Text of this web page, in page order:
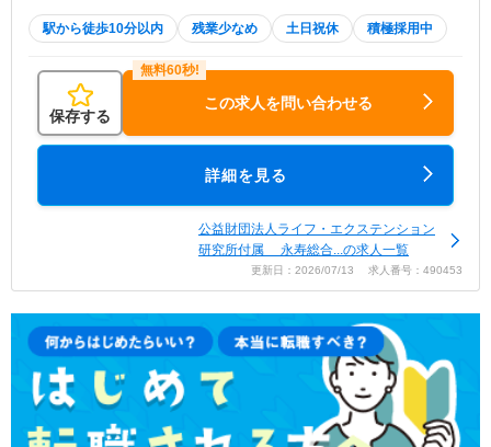
駅から徒歩10分以内 残業少なめ 土日祝休 積極採用中
保存する
この求人を問い合わせる
詳細を見る
公益財団法人ライフ・エクステンション
研究所付属 永寿総合...の求人一覧
更新日：2026/07/13 求人番号：490453